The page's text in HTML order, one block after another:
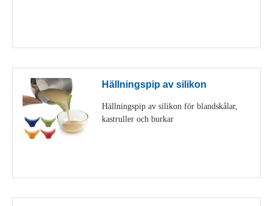
Hällningspip av silikon
Hällningspip av silikon för blandskålar,
kastruller och burkar